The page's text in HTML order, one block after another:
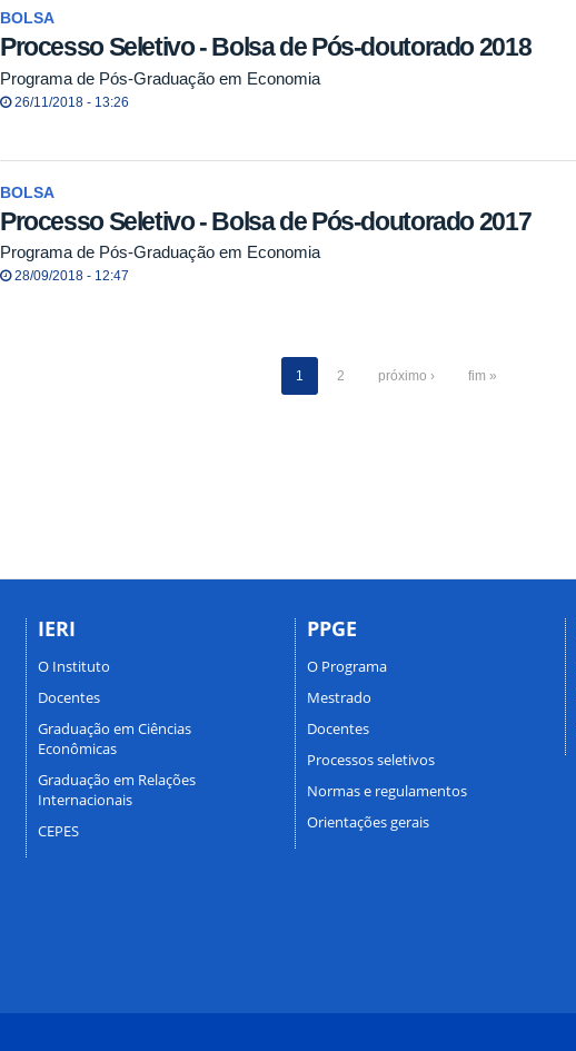
BOLSA
Processo Seletivo - Bolsa de Pós-doutorado 2018
Programa de Pós-Graduação em Economia
26/11/2018 - 13:26
BOLSA
Processo Seletivo - Bolsa de Pós-doutorado 2017
Programa de Pós-Graduação em Economia
28/09/2018 - 12:47
1 2 próximo › fim »
IERI
O Instituto
Docentes
Graduação em Ciências
Econômicas
Graduação em Relações
Internacionais
CEPES
PPGE
O Programa
Mestrado
Docentes
Processos seletivos
Normas e regulamentos
Orientações gerais